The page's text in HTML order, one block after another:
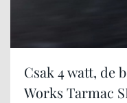
Csak 4 watt, de
Works Tarmac